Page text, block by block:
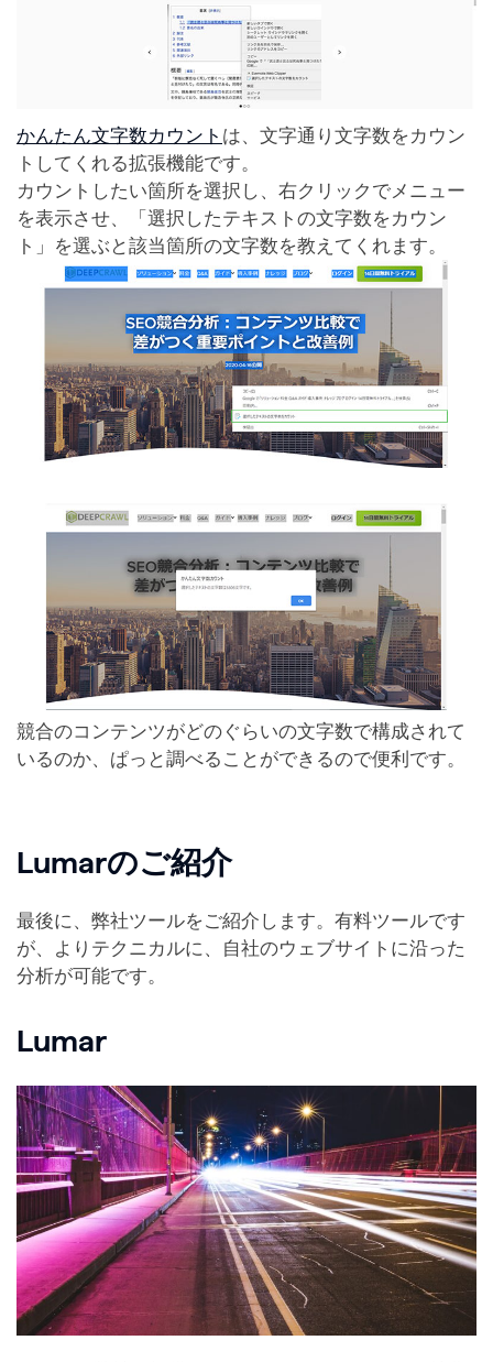
かんたん文字数カウント は、文字通り文字数をカウン
トしてくれる拡張機能です。
カウントしたい箇所を選択し、右クリックでメニュー
を表示させ、「選択したテキストの文字数をカウン
ト」を選ぶと該当箇所の文字数を教えてくれます。
競合のコンテンツがどのぐらいの文字数で構成されて
いるのか、ぱっと調べることができるので便利です。
Lumarのご紹介
最後に、弊社ツールをご紹介します。有料ツールです
が、よりテクニカルに、自社のウェブサイトに沿った
分析が可能です。
Lumar